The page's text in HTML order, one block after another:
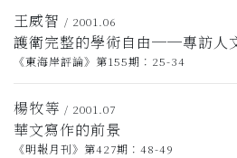
王威智 / 2001.06
護衛完整的學術自由──專訪人
《東海岸評論》第155期：25-34
楊牧等 / 2001.07
華文寫作的前景
《明報月刊》第427期：48-49